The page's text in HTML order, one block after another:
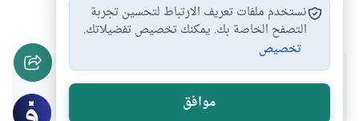
الظاهرة الكونية
هل انتفعت بهذا المحتوى؟
نستخدم ملفات تعريف الارتباط لتحسين تجربة
التصفح الخاصة بك. يمكنك تخصيص تفضيلاتك.
تخصيص
موافق